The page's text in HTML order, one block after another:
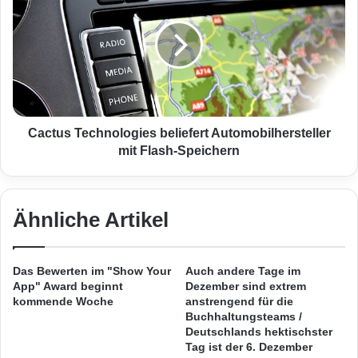
Zu den weltweiten Gebietsgrenzen
berechneten die Experten passende
Daten, die in Kombination bei räumlichen
Planungsaufgaben wertvolle Erkenntnisse
W
e
e
i
c
t
T
c
g
i
e
s
b
e
Cactus Technologies beliefert Automobilhersteller
mit Flash-Speichern
Ähnliche Artikel
Das Bewerten im "Show Your
App" Award beginnt
kommende Woche
Auch andere Tage im
Dezember sind extrem
anstrengend für die
Buchhaltungsteams /
Deutschlands hektischster
Tag ist der 6. Dezember